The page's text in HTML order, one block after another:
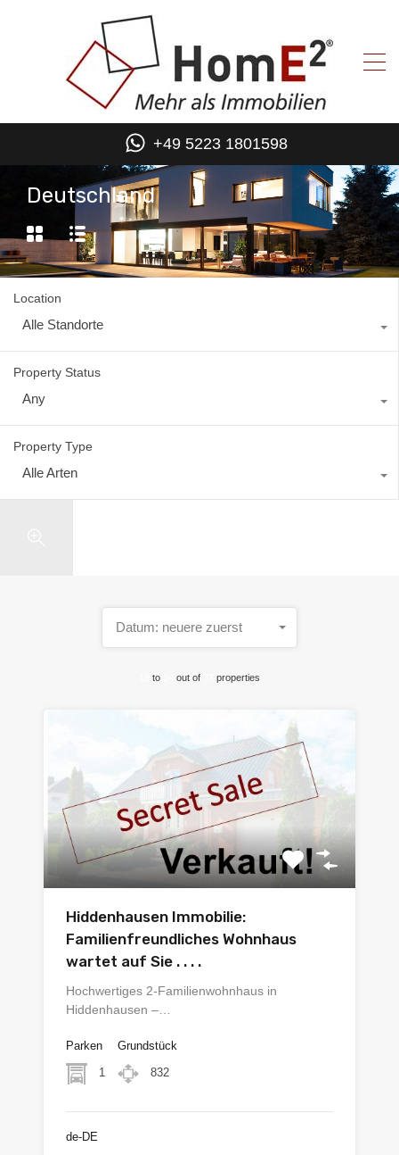
+49 5223 1801598
Deutschland
Location
Alle Standorte
Property Status
Any
Property Type
Alle Arten
to out of properties
Datum: neuere zuerst
Hiddenhausen Immobilie:
Familienfreundliches Wohnhaus
wartet auf Sie . . . .
Hochwertiges 2-Familienwohnhaus in
Hiddenhausen –…
Parken
1
Grundstück
832
de-DE